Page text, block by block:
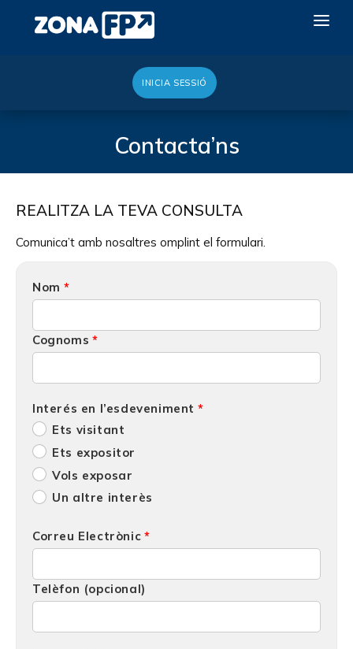
INICIA SESSIÓ
Contacta’ns
REALITZA LA TEVA CONSULTA
Comunica’t amb nosaltres omplint el formulari.
Nom
Cognoms
Interés en l’esdeveniment
Ets visitant
Ets expositor
Vols exposar
Un altre interès
Correu Electrònic
Telèfon (opcional)